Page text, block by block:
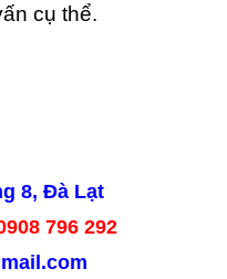
cụ thể.
8, Đà Lạt
796 292